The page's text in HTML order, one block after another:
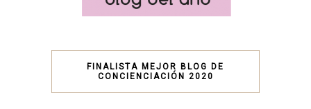
FINALISTA MEJOR BLOG DE
CONCIENCIACIÓN 2020